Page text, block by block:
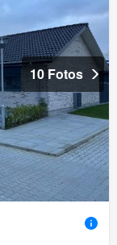
10 Fotos